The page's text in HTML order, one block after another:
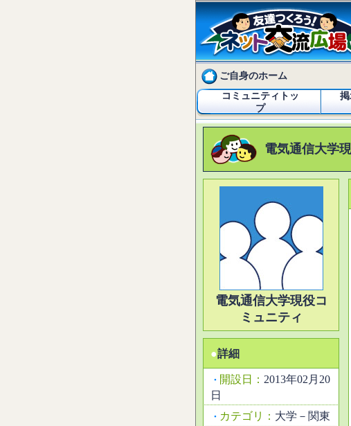
ご自身のホーム
コミュニティトッ
プ
電気通信大学
電気通信大学現役コ
ミュニティ
●詳細
・ 開設日： 2013年02月20
日
・ カテゴリ： 大学－関東